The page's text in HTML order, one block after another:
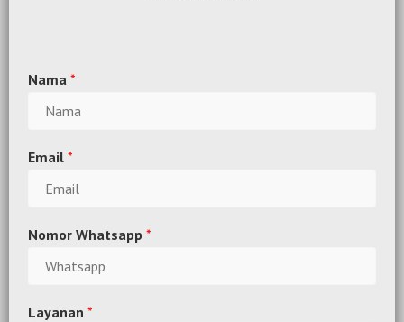
Nama *
Email *
Nomor Whatsapp *
Layanan *